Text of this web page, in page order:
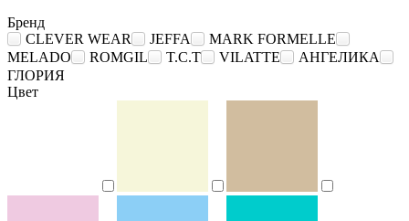
Бренд
CLEVER WEAR
JEFFA
MARK FORMELLE
MELADO
ROMGIL T.C.T VILATTE
АНГЕЛИКА
ГЛОРИЯ
Цвет